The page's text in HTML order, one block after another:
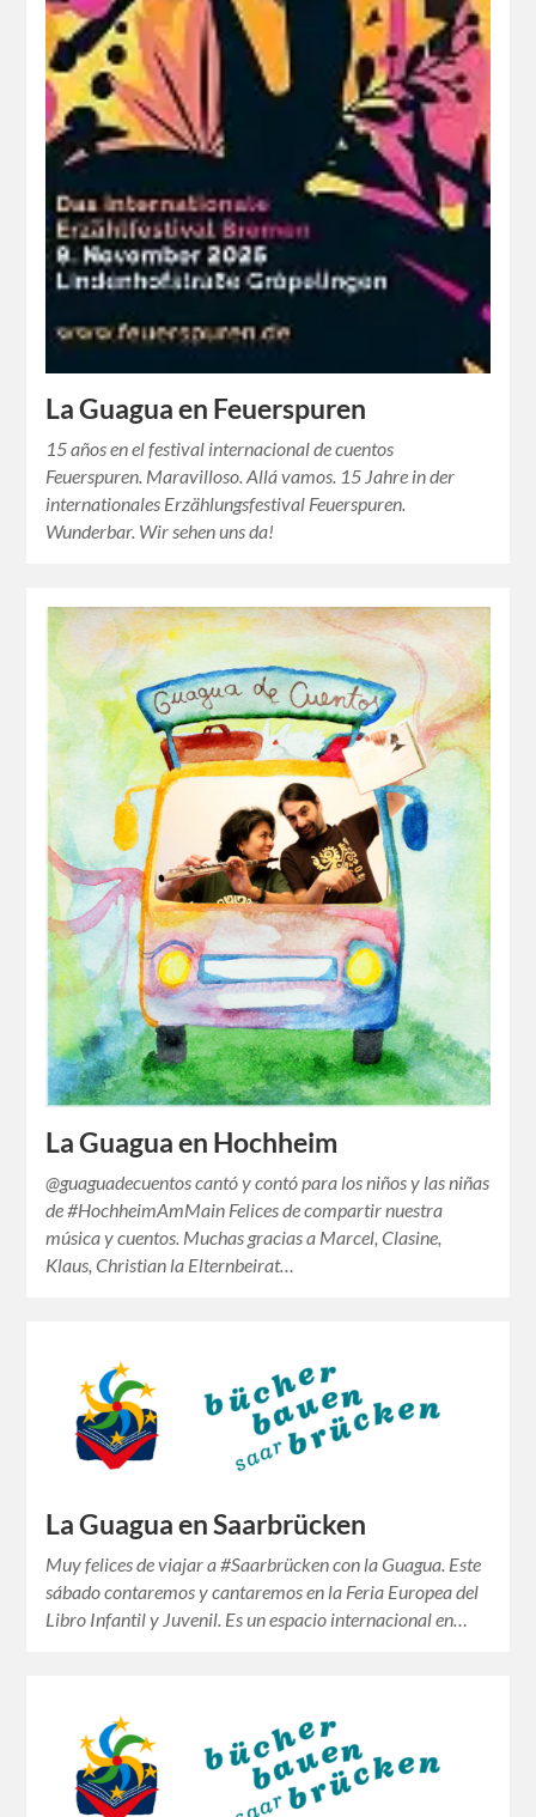
La Guagua en Feuerspuren
15 años en el festival internacional de cuentos
Feuerspuren. Maravilloso. Allá vamos. 15 Jahre in der
internationales Erzählungsfestival Feuerspuren.
Wunderbar. Wir sehen uns da!
La Guagua en Hochheim
@guaguadecuentos cantó y contó para los niños y las niñas
de #HochheimAmMain Felices de compartir nuestra
música y cuentos. Muchas gracias a Marcel, Clasine,
Klaus, Christian la Elternbeirat…
La Guagua en Saarbrücken
Muy felices de viajar a #Saarbrücken con la Guagua. Este
sábado contaremos y cantaremos en la Feria Europea del
Libro Infantil y Juvenil. Es un espacio internacional en…